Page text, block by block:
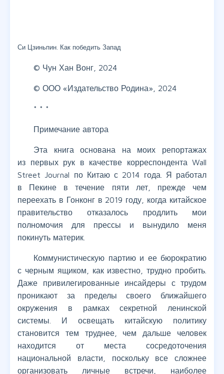
Си Цзиньпин. Как победить Запад
© Чун Хан Вонг, 2024
© ООО «Издательство Родина», 2024
* * *
Примечание автора
Эта книга основана на моих репортажах
из первых рук в качестве корреспондента Wall
Street Journal по Китаю с 2014 года. Я работал
в Пекине в течение пяти лет, прежде чем
переехать в Гонконг в 2019 году, когда китайское
правительство отказалось продлить мои
полномочия для прессы и вынудило меня
покинуть материк.
Коммунистическую партию и ее бюрократию
с черным ящиком, как известно, трудно пробить.
Даже привилегированные инсайдеры с трудом
проникают за пределы своего ближайшего
окружения в рамках секретной ленинской
системы. И освещать китайскую политику
становится тем труднее, чем дальше человек
находится от места сосредоточения
национальной власти, поскольку все сложнее
организовать личные встречи, наиболее